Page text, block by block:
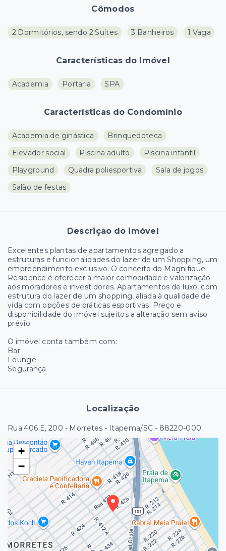
Cômodos
2 Dormitórios, sendo 2 Suítes 3 Banheiros 1 Vaga
Características do Imóvel
Academia Portaria SPA
Características do Condomínio
Academia de ginástica
Brinquedoteca
Elevador social
Piscina adulto
Piscina infantil
Playground
Quadra poliesportiva
Sala de jogos
Salão de festas
Descrição do imóvel
Excelentes plantas de apartamentos agregado a
estruturas e funcionalidades do lazer de um Shopping, um
empreendimento exclusivo. O conceito do Magnifique
Residence é oferecer a maior comodidade e valorização
aos moradores e investidores. Apartamentos de luxo, com
estrutura do lazer de um shopping, aliada à qualidade de
vida com opções de práticas esportivas. Preço e
disponibilidade do imóvel sujeitos a alteração sem aviso
prévio.
O imóvel conta também com:
Bar
Lounge
Segurança
Localização
Rua 406 E, 200 - Morretes - Itapema/SC - 88220-000
+
−